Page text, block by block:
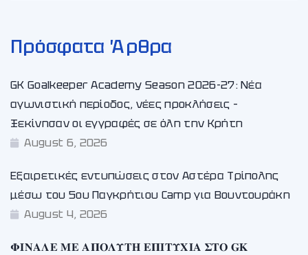
Πρόσφατα Άρθρα
GK Goalkeeper Academy Season 2026-27: Νέα
αγωνιστική περίοδος, νέες προκλήσεις –
Ξεκίνησαν οι εγγραφές σε όλη την Κρήτη
August 6, 2026
Εξαιρετικές εντυπώσεις στον Αστέρα Τρίπολης
μέσω του 5ου Παγκρήτιου Camp για Βουντουράκη
August 4, 2026
𝚽𝚰𝚴𝚨𝚲𝚬 𝚳𝚬 𝚨𝚷𝚶𝚲𝚼𝚻𝚮 𝚬𝚷𝚰𝚻𝚼𝚾𝚰𝚨 𝚺𝚻𝚶 𝐆𝐊